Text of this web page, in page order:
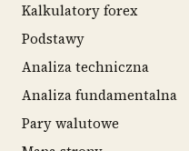
Kalkulatory forex
Podstawy
Analiza techniczna
Analiza fundamentalna
Pary walutowe